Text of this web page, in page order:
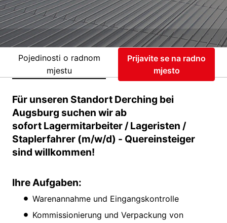
Pojedinosti o radnom
mjestu
Prijavite se na radno
mjesto
Für unseren Standort Derching bei
Augsburg suchen wir ab
sofort Lagermitarbeiter / Lageristen /
Staplerfahrer (m/w/d) - Quereinsteiger
sind willkommen!
Ihre Aufgaben:
Warenannahme und Eingangskontrolle
Kommissionierung und Verpackung von